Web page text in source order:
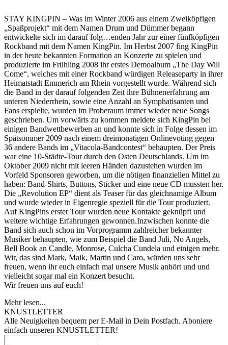
STAY KINGPIN – Was im Winter 2006 aus einem Zweiköpfigen
„Spaßprojekt“ mit dem Namen Drum und Dümmer begann
entwickelte sich im darauf folg…enden Jahr zur einer fünfköpfigen
Rockband mit dem Namen KingPin. Im Herbst 2007 fing KingPin
in der heute bekannten Formation an Konzerte zu spielen und
produzierte im Frühling 2008 ihr erstes Demoalbum „The Day Will
Come“, welches mit einer Rockband würdigen Releaseparty in ihrer
Heimatstadt Emmerich am Rhein vorgestellt wurde. Während sich
die Band in der darauf folgenden Zeit ihre Bühnenerfahrung am
unteren Niederrhein, sowie eine Anzahl an Symphatisanten und
Fans erspielte, wurden im Proberaum immer wieder neue Songs
geschrieben. Um vorwärts zu kommen meldete sich KingPin bei
einigen Bandwettbewerben an und konnte sich in Folge dessen im
Spätsommer 2009 nach einem dreimonatigen Onlinevoting gegen
36 andere Bands im „Vitacola-Bandcontest“ behaupten. Der Preis
war eine 10-Städte-Tour durch den Osten Deutschlands. Um im
Oktober 2009 nicht mit leeren Händen dazustehen wurden im
Vorfeld Sponsoren geworben, um die nötigen finanziellen Mittel zu
haben: Band-Shirts, Buttons, Sticker und eine neue CD mussten her.
Die „Revolution EP“ dient als Teaser für das gleichnamige Album
und wurde wieder in Eigenregie speziell für die Tour produziert.
Auf KingPins erster Tour wurden neue Kontakte geknüpft und
weitere wichtige Erfahrungen gewonnen.Inzwischen konnte die
Band sich auch schon im Vorprogramm zahlreicher bekannter
Musiker behaupten, wie zum Beispiel die Band Juli, No Angels,
Bell Book an Candle, Monrose, Culcha Cundela und einigen mehr.
Wir, das sind Mark, Maik, Martin und Caro, würden uns sehr
freuen, wenn ihr euch einfach mal unsere Musik anhört und und
vielleicht sogar mal ein Konzert besucht.
Wir freuen uns auf euch!
Mehr lesen...
KNUSTLETTER
Alle Neuigkeiten bequem per E-Mail in Dein Postfach. Aboniere
einfach unseren KNUSTLETTER!